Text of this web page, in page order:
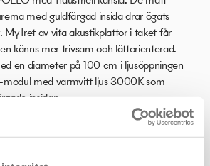
med guldfärgad insida drar ögats
Myllret av vita akustikplattor i taket får
känns mer trivsam och lättorienterad.
en diameter på 100 cm i ljusöppningen
modul med varmvitt ljus 3000K som
insidan.